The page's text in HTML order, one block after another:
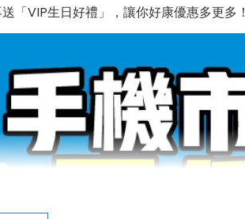
「VIP生日好禮」，讓你好康優惠多更多！